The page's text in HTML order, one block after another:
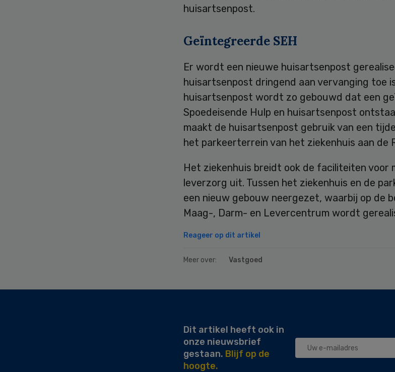
huisartsenpost.
Geïntegreerde SEH
Er wordt een nieuwe huisartsenpost
huisartsenpost dringend aan vervanging toe
huisartsenpost wordt zo gebouwd dat een
Spoedeisende Hulp en huisartsenpost
maakt de huisartsenpost gebruik van een
het parkeerterrein van het ziekenhuis aan de
Het ziekenhuis breidt ook de faciliteiten voor
leverzorg uit. Tussen het ziekenhuis en de
een nieuw gebouw neergezet, waarbij op de
Maag-, Darm- en Levercentrum wordt
Reageer op dit artikel
Meer over: Vastgoed
Dit artikel heeft ook in
onze nieuwsbrief
gestaan. Blijf op de
hoogte.